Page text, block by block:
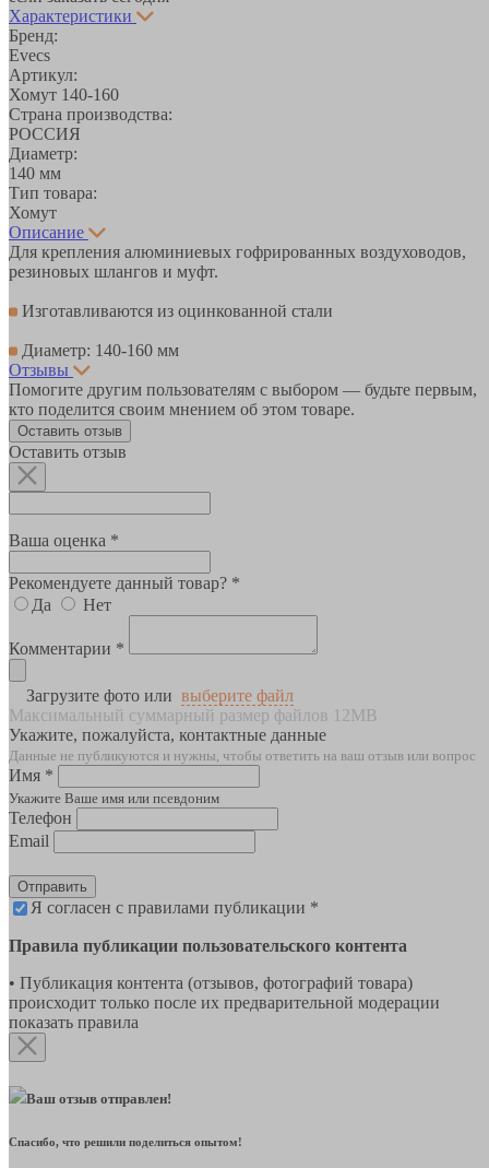
Характеристики
Бренд:
Evecs
Артикул:
Хомут 140-160
Страна производства:
РОССИЯ
Диаметр:
140 мм
Тип товара:
Хомут
Описание
Для крепления алюминиевых гофрированных воздуховодов,
резиновых шлангов и муфт.
Изготавливаются из оцинкованной стали
Диаметр: 140-160 мм
Отзывы
Помогите другим пользователям с выбором — будьте первым,
кто поделится своим мнением об этом товаре.
Оставить отзыв
Оставить отзыв
Ваша оценка *
Рекомендуете данный товар? *
Да
Нет
Комментарии *
Загрузите фото или выберите файл
Максимальный суммарный размер файлов 12MB
Укажите, пожалуйста, контактные данные
Данные не публикуются и нужны, чтобы ответить на ваш отзыв или вопрос
Имя *
Укажите Ваше имя или псевдоним
Телефон
Email
Отправить
Я согласен с правилами публикации *
Правила публикации пользовательского контента
• Публикация контента (отзывов, фотографий товара)
происходит только после их предварительной модерации
показать правила
Ваш отзыв отправлен!
Спасибо, что решили поделиться опытом!